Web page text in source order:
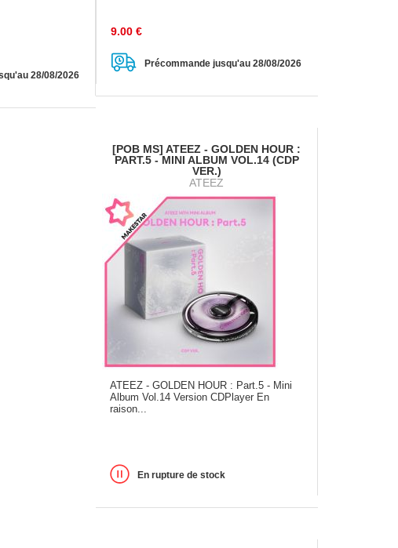
28/08/2026
9.00 €
Précommande jusqu'au 28/08/2026
[POB MS] ATEEZ - GOLDEN HOUR :
PART.5 - MINI ALBUM VOL.14 (CDP
VER.)
ATEEZ
ATEEZ - GOLDEN HOUR : Part.5 - Mini
Album Vol.14 Version CDPlayer En
raison...
En rupture de stock